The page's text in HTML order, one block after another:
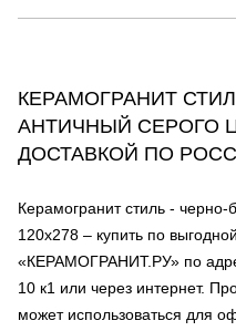
КЕРАМОГРАНИТ
АНТИЧНЫЙ СЕРОГО
ДОСТАВКОЙ ПО
Керамогранит стиль -
120х278 – купить по
«КЕРАМОГРАНИТ.РУ» по
10 к1 или через интернет.
может использоваться для